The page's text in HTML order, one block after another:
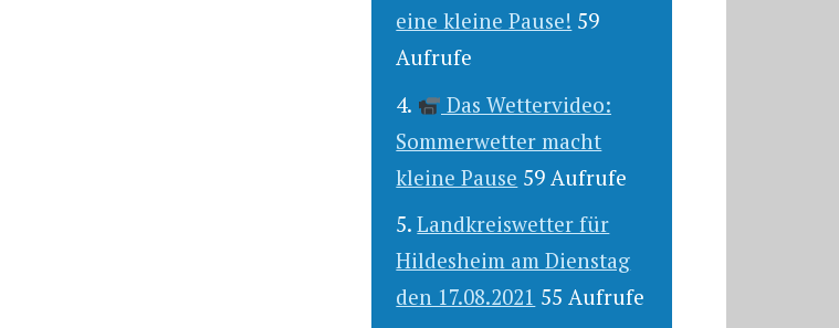
eine kleine Pause! 59
Aufrufe
Das Wettervideo:
Sommerwetter macht
kleine Pause 59 Aufrufe
Landkreiswetter für
Hildesheim am Dienstag
den 17.08.2021 55 Aufrufe